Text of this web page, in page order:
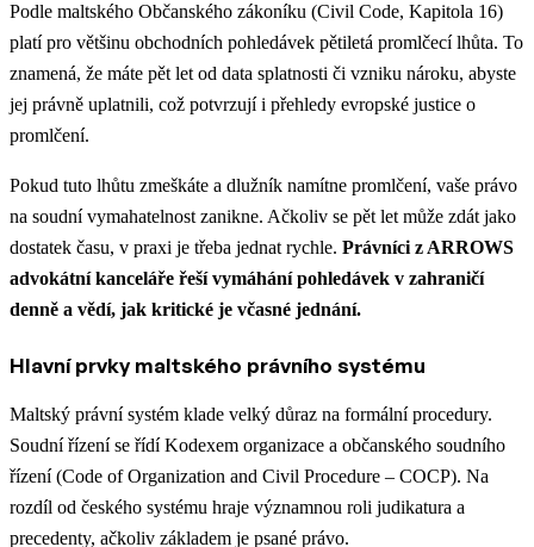
Podle maltského Občanského zákoníku (Civil Code, Kapitola 16)
platí pro většinu obchodních pohledávek pětiletá promlčecí lhůta. To
znamená, že máte pět let od data splatnosti či vzniku nároku, abyste
jej právně uplatnili, což potvrzují i přehledy evropské justice o
promlčení.
Pokud tuto lhůtu zmeškáte a dlužník namítne promlčení, vaše právo
na soudní vymahatelnost zanikne. Ačkoliv se pět let může zdát jako
dostatek času, v praxi je třeba jednat rychle. Právníci z ARROWS
advokátní kanceláře řeší vymáhání pohledávek v zahraničí
denně a vědí, jak kritické je včasné jednání.
Hlavní prvky maltského právního systému
Maltský právní systém klade velký důraz na formální procedury.
Soudní řízení se řídí Kodexem organizace a občanského soudního
řízení (Code of Organization and Civil Procedure – COCP). Na
rozdíl od českého systému hraje významnou roli judikatura a
precedenty, ačkoliv základem je psané právo.